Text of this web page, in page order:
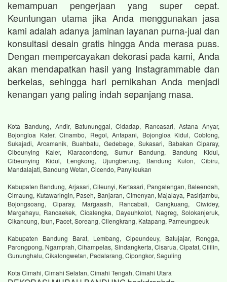
kemampuan pengerjaan yang super cepat.
Keuntungan utama jika Anda menggunakan jasa
kami adalah adanya jaminan layanan purna-jual dan
konsultasi desain gratis hingga Anda merasa puas.
Dengan mempercayakan dekorasi pada kami, Anda
akan mendapatkan hasil yang Instagrammable dan
berkelas, sehingga hari pernikahan Anda menjadi
kenangan yang paling indah sepanjang masa.
Kota Bandung, Andir, Batununggal, Cidadap, Rancasari, Astana Anyar,
Bojongloa Kaler, Cinambo, Regol, Antapani, Bojongloa Kidul, Coblong,
Sukajadi, Arcamanik, Buahbatu, Gedebage, Sukasari, Babakan Ciparay,
Cibeunying Kaler, Kiaracondong, Sumur Bandung, Bandung Kidul,
Cibeunying Kidul, Lengkong, Ujungberung, Bandung Kulon, Cibiru,
Mandalajati, Bandung Wetan, Cicendo, Panyileukan
Kabupaten Bandung, Arjasari, Cileunyi, Kertasari, Pangalengan, Baleendah,
Cimaung, Kutawaringin, Paseh, Banjaran, Cimenyan, Majalaya, Pasirjambu,
Bojongsoang, Ciparay, Margaasih, Rancabali, Cangkuang, Ciwidey,
Margahayu, Rancaekek, Cicalengka, Dayeuhkolot, Nagreg, Solokanjeruk,
Cikancung, Ibun, Pacet, Soreang, Cilengkrang, Katapang, Pameungpeuk
Kabupaten Bandung Barat, Lembang, Cipeundeuy, Batujajar, Rongga,
Parongpong, Ngamprah, Cihampelas, Sindangkerta, Cisarua, Cipatat, Cililin,
Gununghalu, Cikalongwetan, Padalarang, Cipongkor, Saguling
Kota Cimahi, Cimahi Selatan, Cimahi Tengah, Cimahi Utara